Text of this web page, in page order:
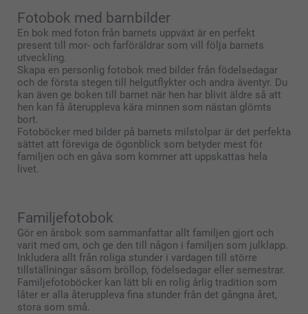
Fotobok med barnbilder
En bok med foton från barnets uppväxt är en perfekt
present till mor- och farföräldrar som vill följa barnets
utveckling.
Skapa en personlig fotobok med bilder från födelsedagar
och de första stegen till helgutflykter och andra äventyr. Du
kan även ge boken till barnet när hen har blivit äldre så att
hen kan få återuppleva kära minnen som nästan glömts
bort.
Fotoböcker med bilder på barnets milstolpar är det perfekta
sättet att föreviga de ögonblick som betyder mest för
familjen och en gåva som kommer att uppskattas hela
livet.
Familjefotobok
Gör en årsbok som sammanfattar allt familjen gjort och
varit med om, och ge den till någon i familjen som julklapp.
Inkludera allt från roliga stunder i vardagen till större
tillställningar såsom bröllop, födelsedagar eller semestrar.
Familjefotoböcker kan lätt bli en rolig årlig tradition som
låter er alla återuppleva fina stunder från det gångna året,
stora som små.